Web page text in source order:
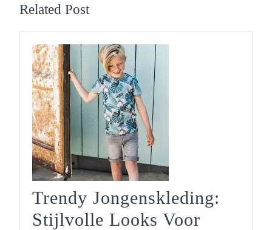
Related Post
Trendy Jongenskleding:
Stijlvolle Looks Voor